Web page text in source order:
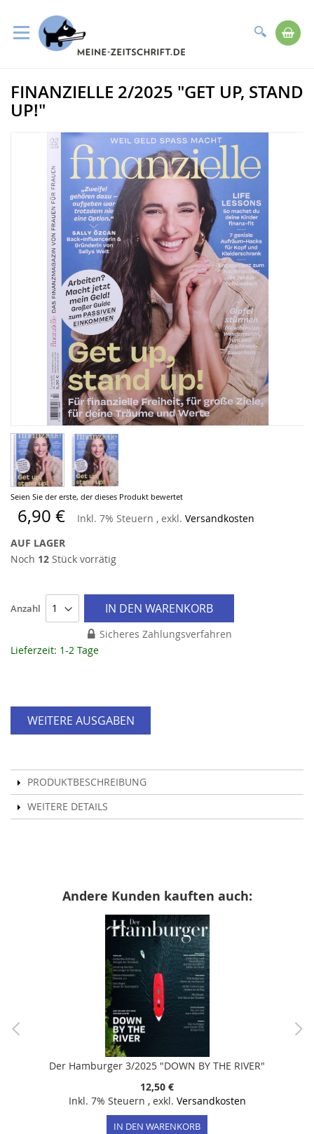
Suche
zum
Inhalt
Seien Sie der erste, der dieses Produkt bewertet
6,90 € Inkl. 7% Steuern , exkl. Versandkosten
AUF LAGER
Noch 12 Stück vorrätig
Anzahl IN DEN WARENKORB
Sicheres Zahlungsverfahren
Lieferzeit: 1-2 Tage
WEITERE AUSGABEN
PRODUKTBESCHREIBUNG
WEITERE DETAILS
Zum
Ende
der
Bildergalerie
springen
FINANZIELLE 2/2025 "GET UP, STAND
UP!"
Zum
Anfang
der
Bildergalerie
springen
Andere Kunden kauften auch:
Der Hamburger 3/2025 "DOWN BY THE RIVER"
12,50 €
Inkl. 7% Steuern , exkl. Versandkosten
IN DEN WARENKORB